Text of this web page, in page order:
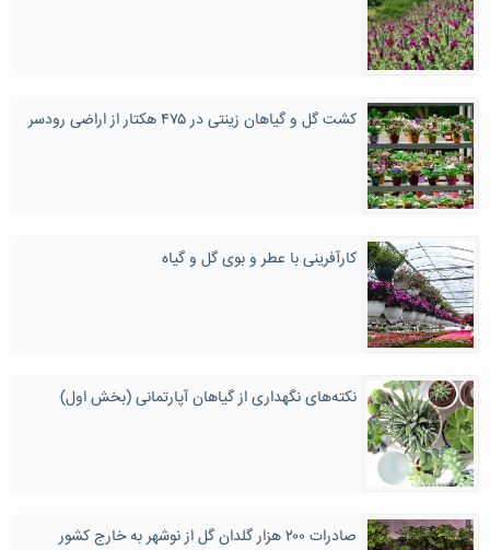
کشت گل و گیاهان زینتی در ۴۷۵ هکتار از اراضی رودسر
کارآفرینی با عطر و بوی گل و گیاه
نکته‌های نگهداری از گیاهان آپارتمانی (بخش اول)
صادرات ۲۰۰ هزار گلدان گل از نوشهر به خارج کشور